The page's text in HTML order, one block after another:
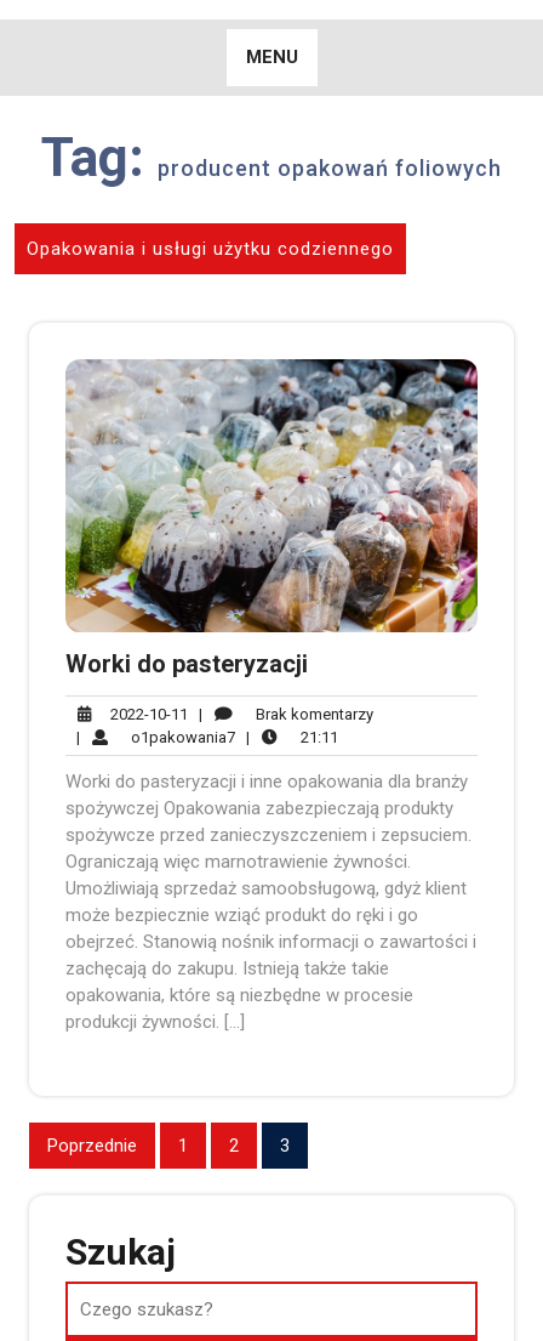
MENU
Tag: producent opakowań foliowych
Opakowania i usługi użytku codziennego
Worki do pasteryzacji
2022-10-11 2022-
10-
11
| Brak komentarzyBrak
| o1pakowania7o1pakowania7
| 21:11
Worki do pasteryzacji i inne opakowania dla branży
spożywczej Opakowania zabezpieczają produkty
spożywcze przed zanieczyszczeniem i zepsuciem.
Ograniczają więc marnotrawienie żywności.
Umożliwiają sprzedaż samoobsługową, gdyż klient
może bezpiecznie wziąć produkt do ręki i go
obejrzeć. Stanowią nośnik informacji o zawartości i
zachęcają do zakupu. Istnieją także takie
opakowania, które są niezbędne w procesie
produkcji żywności. […]
Stronicowanie
Poprzednie 1 2 3
Szukaj